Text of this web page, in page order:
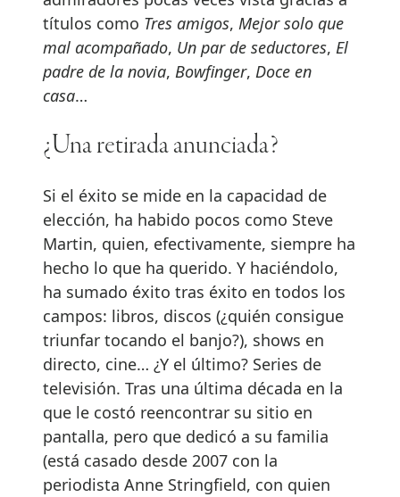
títulos como Tres amigos, Mejor solo que
mal acompañado, Un par de seductores, El
padre de la novia, Bowfinger, Doce en
casa…
¿Una retirada anunciada?
Si el éxito se mide en la capacidad de
elección, ha habido pocos como Steve
Martin, quien, efectivamente, siempre ha
hecho lo que ha querido. Y haciéndolo,
ha sumado éxito tras éxito en todos los
campos: libros, discos (¿quién consigue
triunfar tocando el banjo?), shows en
directo, cine… ¿Y el último? Series de
televisión. Tras una última década en la
que le costó reencontrar su sitio en
pantalla, pero que dedicó a su familia
(está casado desde 2007 con la
periodista Anne Stringfield, con quien